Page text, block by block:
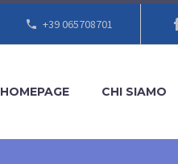
+39 065708701
HOMEPAGE CHI SIAMO